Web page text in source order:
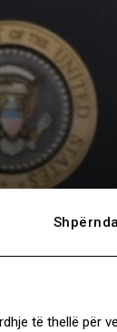
të thellë për